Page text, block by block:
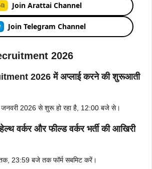
Join Arattai Channel
Join Telegram Channel
2026
2026 में अप्लाई करने की शुरूआती
2026 से शुरू हो रहा है, 12:00 बजे से।
वर्कर और फील्ड वर्कर भर्ती की आखिरी
23:59 बजे तक फॉर्म सबमिट करें।